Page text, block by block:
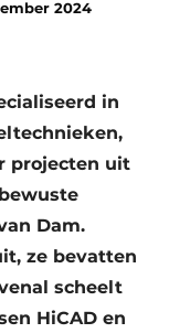
2024
in
projecten uit
Dam.
ze bevatten
scheelt
HiCAD en